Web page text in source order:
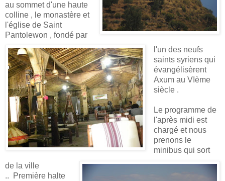
au sommet d'une haute
colline , le monastère et
l'église de Saint
Pantolewon , fondé par
l'un des neufs
saints syriens qui
évangélisèrent
Axum au VIème
siècle .
Le programme de
l'après midi est
chargé et nous
prenons le
minibus qui sort
de la ville
.. Première halte